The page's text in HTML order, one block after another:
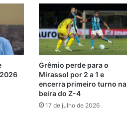
Grêmio perde para o
Mirassol por 2 a 1 e
encerra primeiro turno na
beira do Z-4
17 de julho de 2026